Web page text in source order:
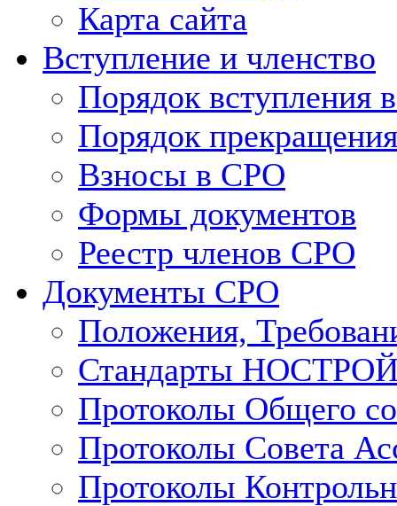
Карта сайта
Вступление и членство
Порядок вступления
Порядок
Взносы в СРО
Формы документов
Реестр членов СРО
Документы СРО
Положения,
Стандарты
Протоколы Общего
Протоколы Совета
Протоколы